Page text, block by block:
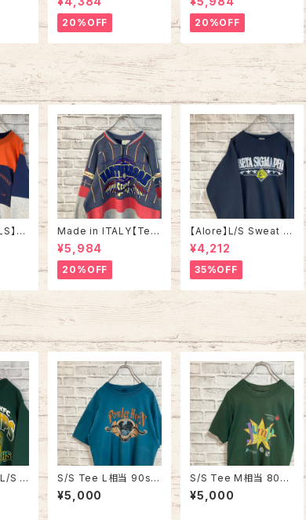
ー 2
古
W SMYRNA BEACH”
スーベニア スウェット ト
レーナー ニュー スミナ
ー ビーチ フロリダ パー
プル ラベンダー 紫アメ
リカ USA 古着
20%OFF
0s Made in USA “NE
W YORK ” スーベニア
スウェット トレーナー N
Y ニューヨーク ビッグ
ヴィンテージ アメリカ
USA 古着
20%OFF
】S
ロゴ
ット
ー
ジ アメリカ USA 古着
Made in ITALY【Teq
uila Boom】L/S Swe
at/Trainer XL 90s ハ
ーフジップスウェット ト
レーナー マルチカラー
レーシング イタリア製
¥5,984
20%OFF
【Alore】L/S Sweat L
Made in USA 90s 社
交クラブ プロモーショ
ン スウェット トレーナー
USA製 vintage ヴィン
テージ アメリカ USA
古着
¥4,212
35%OFF
L/S S
S/S Tee L相当 90s v
intage “BOZE MAN”
スーベニア Tシャツ フ
¥5,000
S/S Tee M相当 80s-
90s vintage バックプ
リント 両面プリント Tシ
¥5,000